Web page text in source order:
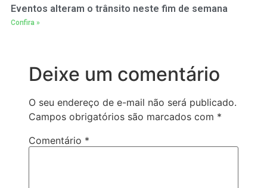
Eventos alteram o trânsito neste fim de semana
Confira »
Deixe um comentário
O seu endereço de e-mail não será publicado.
Campos obrigatórios são marcados com *
Comentário *